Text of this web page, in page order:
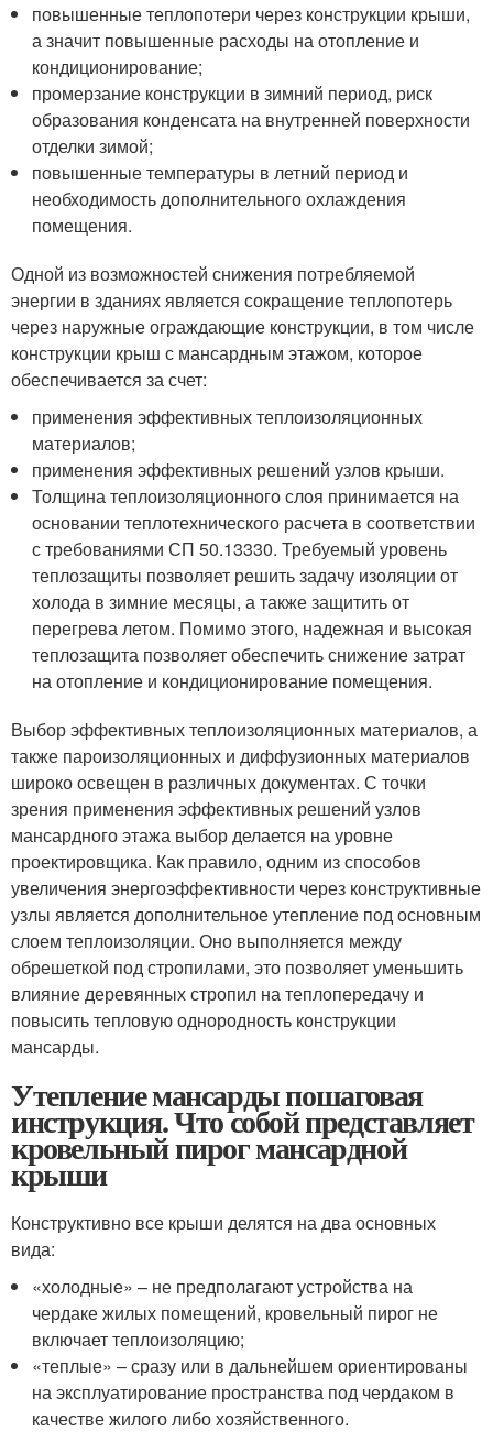
повышенные теплопотери через конструкции крыши,
а значит повышенные расходы на отопление и
кондиционирование;
промерзание конструкции в зимний период, риск
образования конденсата на внутренней поверхности
отделки зимой;
повышенные температуры в летний период и
необходимость дополнительного охлаждения
помещения.
Одной из возможностей снижения потребляемой
энергии в зданиях является сокращение теплопотерь
через наружные ограждающие конструкции, в том числе
конструкции крыш с мансардным этажом, которое
обеспечивается за счет:
применения эффективных теплоизоляционных
материалов;
применения эффективных решений узлов крыши.
Толщина теплоизоляционного слоя принимается на
основании теплотехнического расчета в соответствии
с требованиями СП 50.13330. Требуемый уровень
теплозащиты позволяет решить задачу изоляции от
холода в зимние месяцы, а также защитить от
перегрева летом. Помимо этого, надежная и высокая
теплозащита позволяет обеспечить снижение затрат
на отопление и кондиционирование помещения.
Выбор эффективных теплоизоляционных материалов, а
также пароизоляционных и диффузионных материалов
широко освещен в различных документах. С точки
зрения применения эффективных решений узлов
мансардного этажа выбор делается на уровне
проектировщика. Как правило, одним из способов
увеличения энергоэффективности через конструктивные
узлы является дополнительное утепление под основным
слоем теплоизоляции. Оно выполняется между
обрешеткой под стропилами, это позволяет уменьшить
влияние деревянных стропил на теплопередачу и
повысить тепловую однородность конструкции
мансарды.
Утепление мансарды пошаговая
инструкция. Что собой представляет
кровельный пирог мансардной
крыши
Конструктивно все крыши делятся на два основных
вида:
«холодные» – не предполагают устройства на
чердаке жилых помещений, кровельный пирог не
включает теплоизоляцию;
«теплые» – сразу или в дальнейшем ориентированы
на эксплуатирование пространства под чердаком в
качестве жилого либо хозяйственного.